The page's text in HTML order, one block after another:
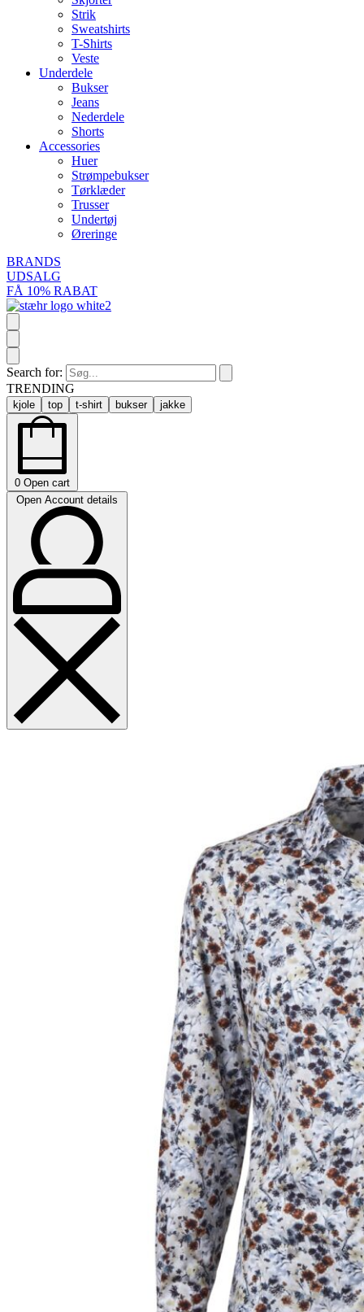
Strik
Sweatshirts
T-Shirts
Veste
Underdele
Bukser
Jeans
Nederdele
Shorts
Accessories
Huer
Strømpebukser
Tørklæder
Trusser
Undertøj
Øreringe
BRANDS
UDSALG
FÅ 10% RABAT
Search for:
TRENDING
kjole top t-shirt bukser jakke
0 Open cart
Open Account details